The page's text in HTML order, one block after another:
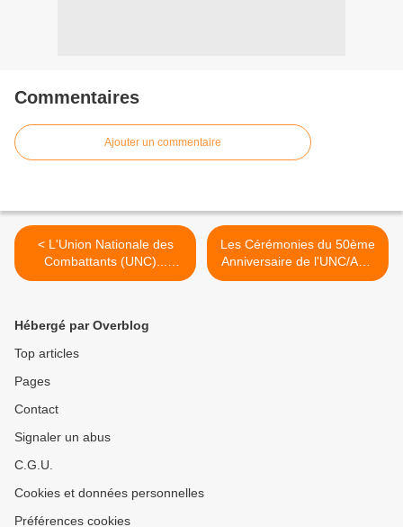
Commentaires
Ajouter un commentaire
< L'Union Nationale des
Combattants (UNC)...
Historique (1919 - 2009).
Les Cérémonies du 50ème
Anniversaire de l'UNC/AFN
d'Halluin (1959 - 2009). >
Hébergé par Overblog
Top articles
Pages
Contact
Signaler un abus
C.G.U.
Cookies et données personnelles
Préférences cookies